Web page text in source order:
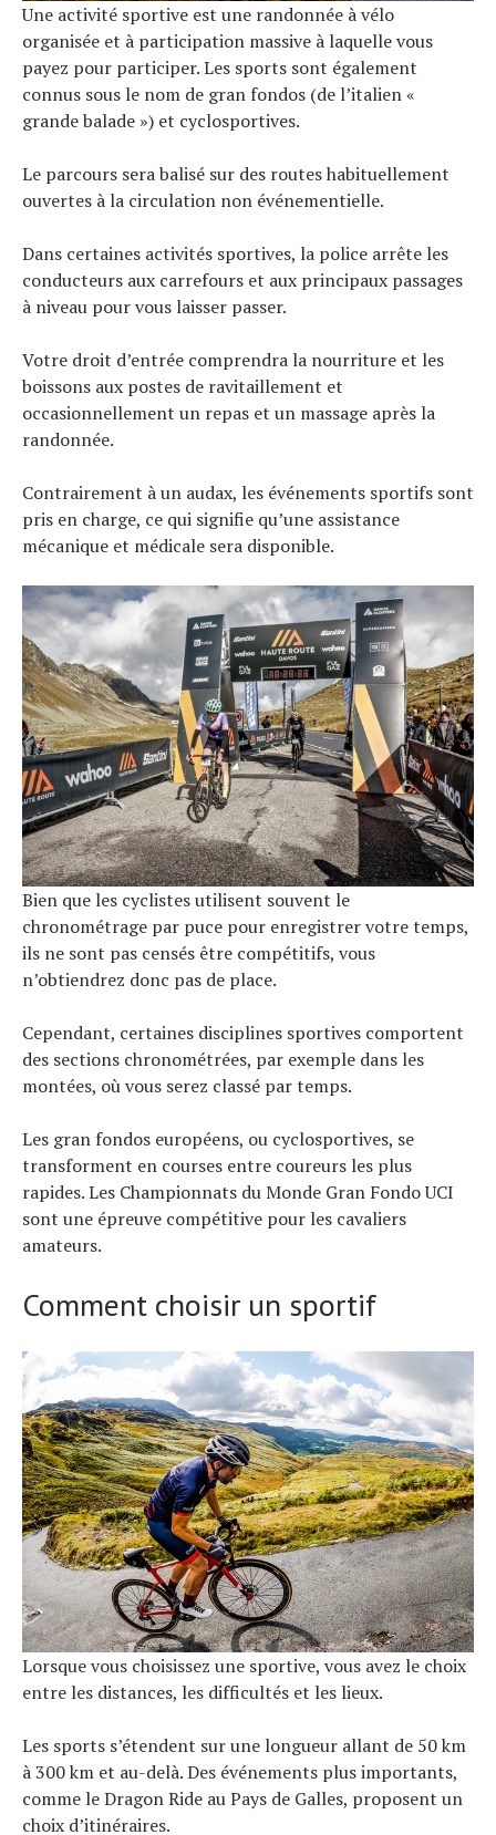
Une activité sportive est une randonnée à vélo
organisée et à participation massive à laquelle vous
payez pour participer. Les sports sont également
connus sous le nom de gran fondos (de l’italien «
grande balade ») et cyclosportives.
Le parcours sera balisé sur des routes habituellement
ouvertes à la circulation non événementielle.
Dans certaines activités sportives, la police arrête les
conducteurs aux carrefours et aux principaux passages
à niveau pour vous laisser passer.
Votre droit d’entrée comprendra la nourriture et les
boissons aux postes de ravitaillement et
occasionnellement un repas et un massage après la
randonnée.
Contrairement à un audax, les événements sportifs sont
pris en charge, ce qui signifie qu’une assistance
mécanique et médicale sera disponible.
Bien que les cyclistes utilisent souvent le
chronométrage par puce pour enregistrer votre temps,
ils ne sont pas censés être compétitifs, vous
n’obtiendrez donc pas de place.
Cependant, certaines disciplines sportives comportent
des sections chronométrées, par exemple dans les
montées, où vous serez classé par temps.
Les gran fondos européens, ou cyclosportives, se
transforment en courses entre coureurs les plus
rapides. Les Championnats du Monde Gran Fondo UCI
sont une épreuve compétitive pour les cavaliers
amateurs.
Comment choisir un sportif
Lorsque vous choisissez une sportive, vous avez le choix
entre les distances, les difficultés et les lieux.
Les sports s’étendent sur une longueur allant de 50 km
à 300 km et au-delà. Des événements plus importants,
comme le Dragon Ride au Pays de Galles, proposent un
choix d’itinéraires.